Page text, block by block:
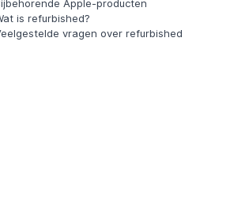
Apple-producten
is refurbished?
vragen over refurbished